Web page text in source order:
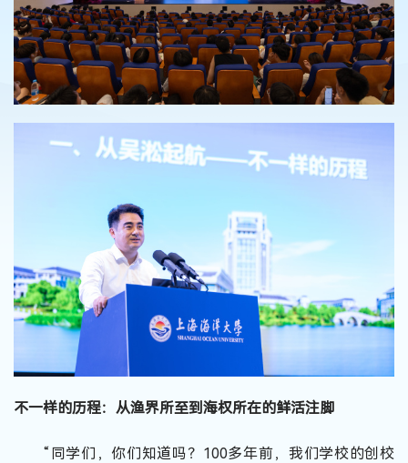
不一样的历程：从渔界所至到海权所在的鲜活注脚
“同学们，你们知道吗？100多年前，我们学校的创校